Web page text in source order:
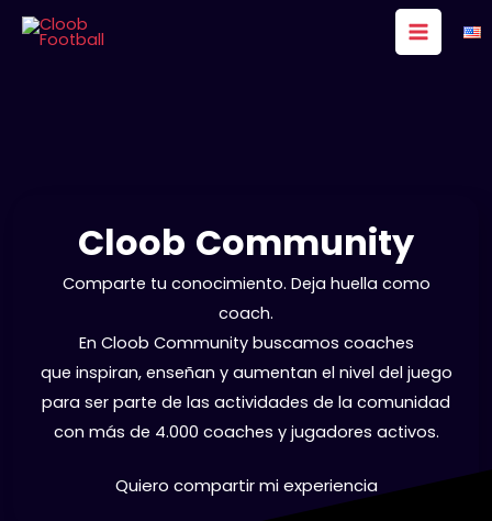
Cloob Community
Comparte tu conocimiento. Deja huella como
coach.
En Cloob Community buscamos coaches
que inspiran, enseñan y aumentan el nivel del juego
para ser parte de las actividades de la comunidad
con más de 4.000 coaches y jugadores activos.
Quiero compartir mi experiencia